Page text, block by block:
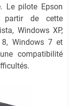
Le pilote Epson
partir de cette
Windows XP,
8, Windows 7 et
compatibilité